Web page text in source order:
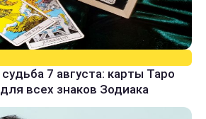
7 августа: карты Таро
всех знаков Зодиака